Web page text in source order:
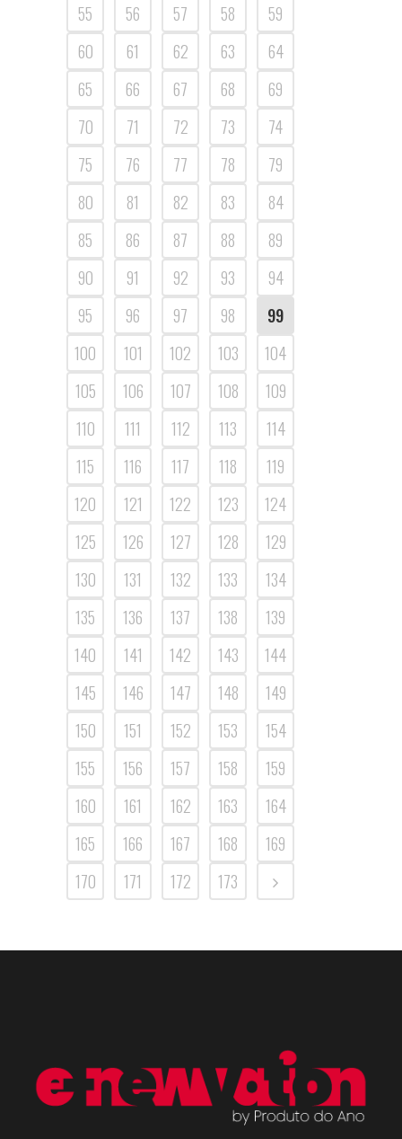
55
56 57 58
59
60
61 62 63
64
65
66 67 68
69
70
71 72 73
74
75
76 77 78
79
80
81 82 83
84
85
86 87 88
89
90
91 92 93
94
95
96 97 98
99
100
101 102 103
104
105
106 107 108
109
110
111 112 113
114
115
116 117 118
119
120
121 122 123
124
125
126 127 128
129
130
131 132 133
134
135
136 137 138
139
140
141 142 143
144
145
146 147 148
149
150
151 152 153
154
155
156 157 158
159
160
161 162 163
164
165
166 167 168
169
170
171 172 173